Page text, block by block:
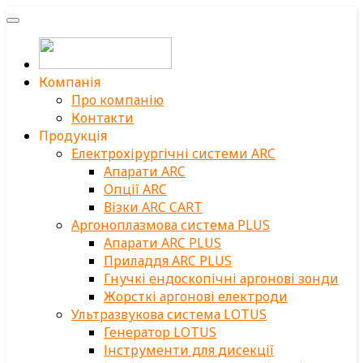
Компанія
Про компанію
Контакти
Продукція
Електрохірургічні системи ARC
Апарати ARC
Опції ARC
Візки ARC CART
Аргоноплазмова система PLUS
Апарати ARC PLUS
Приладдя ARC PLUS
Гнучкі ендоскопічні аргонові зонди
Жорсткі аргонові електроди
Ультразвукова система LOTUS
Генератор LOTUS
Інструменти для дисекції